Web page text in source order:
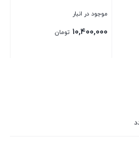
موجود در انبار
۱۰,۴۰۰,۰۰۰ تومان